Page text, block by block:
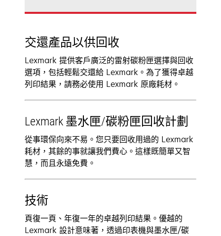
交還產品以供回收
Lexmark 提供客戶廣泛的雷射碳粉匣選擇與回收
選項，包括輕鬆交還給 Lexmark。為了獲得卓越
列印結果，請務必使用 Lexmark 原廠耗材。
Lexmark 墨水匣/碳粉匣回收計劃
從事環保向來不易。您只要回收用過的 Lexmark
耗材，其餘的事就讓我們費心。這樣既簡單又智
慧，而且永遠免費。
技術
頁復一頁、年復一年的卓越列印結果。優越的
Lexmark 設計意味著，透過印表機與墨水匣/碳